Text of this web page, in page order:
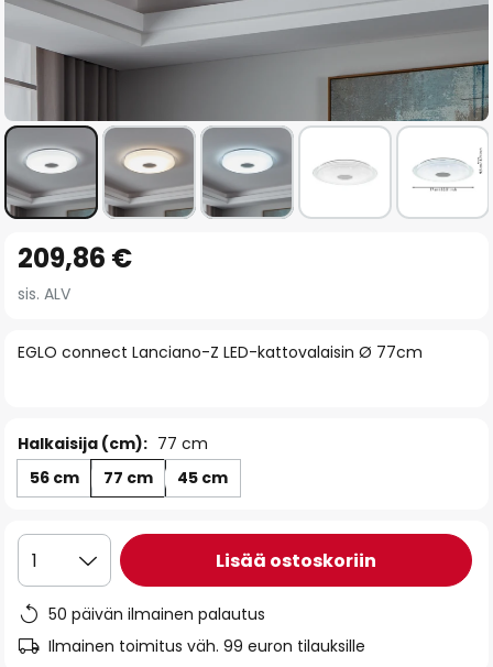
to
the
ofEGLO connect Lanciano-Z LED-kattovalaisin Ø 77cm
209,86 €
sis. ALV
Halkaisija (cm): 77 cm
56 cm
77 cm 45 cm
1 Lisää ostoskoriin
50 päivän ilmainen palautus
Ilmainen toimitus väh. 99 euron tilauksille